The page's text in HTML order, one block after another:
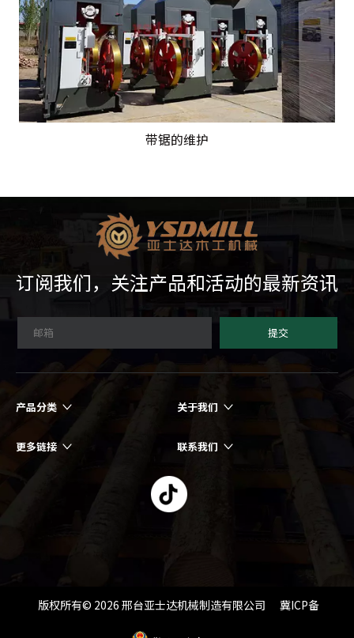
带锯的维护
订阅我们，关注产品和活动的最新资讯
提交
产品分类 关于我们
更多链接 联系我们
版权所有© 2026 邢台亚士达机械制造有限公司 冀ICP备